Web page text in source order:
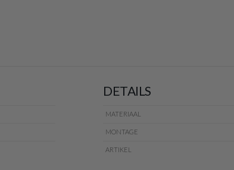
DETAILS
MATERIAAL
MONTAGE
ARTIKEL